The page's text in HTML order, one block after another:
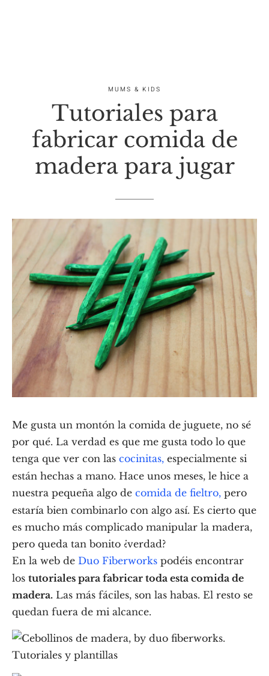
MUMS & KIDS
Tutoriales para
fabricar comida de
madera para jugar
Me gusta un montón la comida de juguete, no sé
por qué. La verdad es que me gusta todo lo que
tenga que ver con las cocinitas, especialmente si
están hechas a mano. Hace unos meses, le hice a
nuestra pequeña algo de comida de fieltro, pero
estaría bien combinarlo con algo así. Es cierto que
es mucho más complicado manipular la madera,
pero queda tan bonito ¿verdad?
En la web de Duo Fiberworks podéis encontrar
los tutoriales para fabricar toda esta comida de
madera. Las más fáciles, son las habas. El resto se
quedan fuera de mi alcance.